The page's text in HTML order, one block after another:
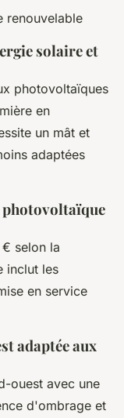
solaire et
photovoltaïques
en
un mât et
adaptées
selon la
inclut les
en service
adaptée aux
ouest avec une
d'ombrage et